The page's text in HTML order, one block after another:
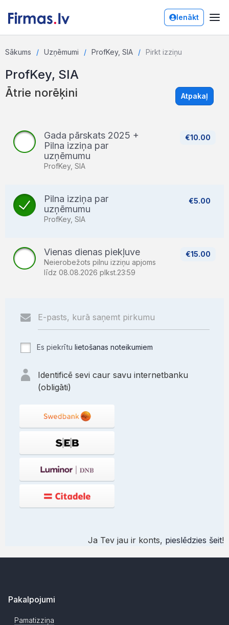
Ienākt
Sākums Uzņēmumi ProfKey, SIA Pirkt izziņu
ProfKey, SIA
Ātrie norēķini Atpakaļ
€10.00
Gada pārskats 2025 +
Pilna izziņa par
uzņēmumu
ProfKey, SIA
€5.00
Pilna izziņa par
uzņēmumu
ProfKey, SIA
€15.00
Vienas dienas piekļuve
Neierobežots pilnu izziņu apjoms
līdz 08.08.2026 plkst.23:59
Es piekrītu lietošanas noteikumiem
Identificē sevi caur savu internetbanku
(obligāti)
Ja Tev jau ir konts, pieslēdzies šeit!
Pakalpojumi
Pamatizziņa